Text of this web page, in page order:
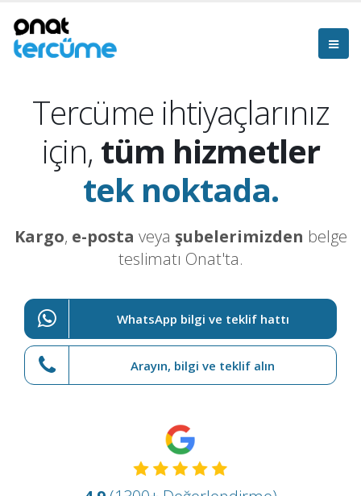
Tercüme ihtiyaçlarınız
için, tüm hizmetler
tek noktada.
Kargo, e-posta veya şubelerimizden belge
teslimatı Onat'ta.
WhatsApp bilgi ve teklif hattı
Arayın, bilgi ve teklif alın